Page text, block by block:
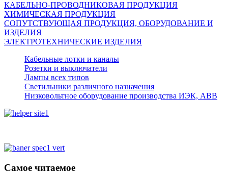
КАБЕЛЬНО-ПРОВОДНИКОВАЯ ПРОДУКЦИЯ
ХИМИЧЕСКАЯ ПРОДУКЦИЯ
СОПУТСТВУЮЩАЯ ПРОДУКЦИЯ, ОБОРУДОВАНИЕ И
ИЗДЕЛИЯ
ЭЛЕКТРОТЕХНИЧЕСКИЕ ИЗДЕЛИЯ
Кабельные лотки и каналы
Розетки и выключатели
Лампы всех типов
Светильники различного назначения
Низковольтное оборудование производства ИЭК, АВВ
Самое читаемое